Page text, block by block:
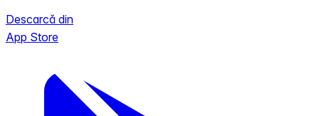
Descarcă din
App Store